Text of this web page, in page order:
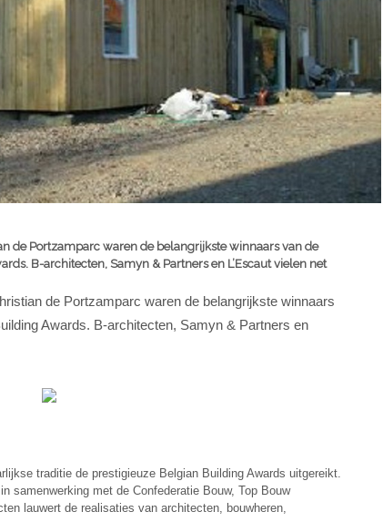
de Portzamparc waren de belangrijkste winnaars van de
B-architecten, Samyn & Partners en L’Escaut vielen net
de Portzamparc waren de belangrijkste winnaars
Awards. B-architecten, Samyn & Partners en
traditie de prestigieuze Belgian Building Awards uitgereikt.
samenwerking met de Confederatie Bouw, Top Bouw
lauwert de realisaties van architecten, bouwheren,